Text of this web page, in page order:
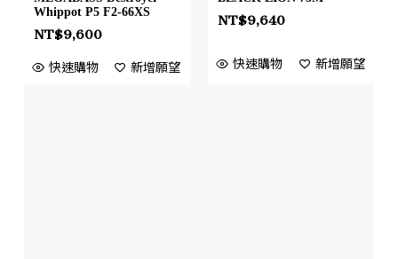
Whippot P5 F2-66XS
NT$9,600
快速購物 新增願望
NT$9,640
快速購物 新增願望